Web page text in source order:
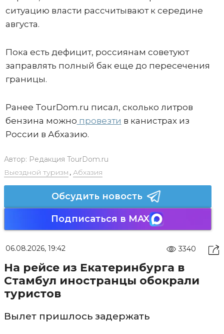
ситуацию власти рассчитывают к середине
августа.
Пока есть дефицит, россиянам советуют
заправлять полный бак еще до пересечения
границы.
Ранее TourDom.ru писал, сколько литров
бензина можно провезти в канистрах из
России в Абхазию.
Автор: Редакция TourDom.ru
Выездной туризм , Абхазия
Обсудить новость
Подписаться в MAX
06.08.2026, 19:42 3340
На рейсе из Екатеринбурга в
Стамбул иностранцы обокрали
туристов
Вылет пришлось задержать